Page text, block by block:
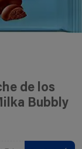
de los
Bubbly